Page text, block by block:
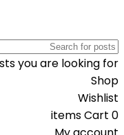
you are looking for.
Shop
Wishlist
0
itemsCart